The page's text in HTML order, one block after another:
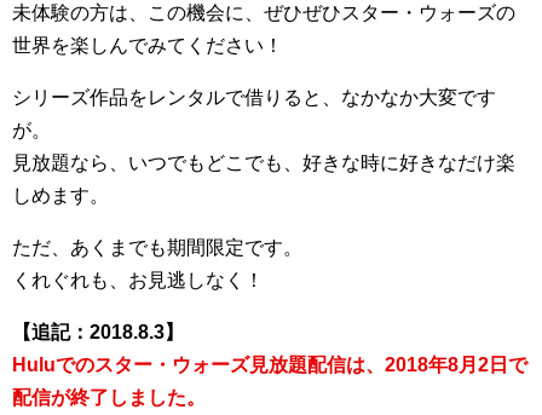
未体験の方は、この機会に、ぜひぜひスター・ウォーズの
世界を楽しんでみてください！
シリーズ作品をレンタルで借りると、なかなか大変です
が。
見放題なら、いつでもどこでも、好きな時に好きなだけ楽
しめます。
ただ、あくまでも期間限定です。
くれぐれも、お見逃しなく！
【追記：2018.8.3】
Huluでのスター・ウォーズ見放題配信は、2018年8月2日で
配信が終了しました。